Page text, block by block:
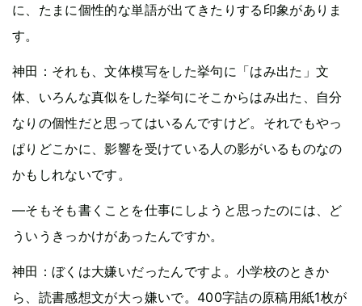
に、たまに個性的な単語が出てきたりする印象がありま
す。
神田：それも、文体模写をした挙句に「はみ出た」文
体、いろんな真似をした挙句にそこからはみ出た、自分
なりの個性だと思ってはいるんですけど。それでもやっ
ぱりどこかに、影響を受けている人の影がいるものなの
かもしれないです。
—そもそも書くことを仕事にしようと思ったのには、ど
ういうきっかけがあったんですか。
神田：ぼくは大嫌いだったんですよ。小学校のときか
ら、読書感想文が大っ嫌いで。400字詰の原稿用紙1枚が